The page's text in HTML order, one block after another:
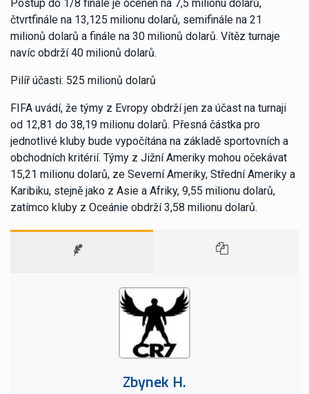
Postup do 1/8 finále je oceněn na 7,5 milionu dolarů,
čtvrtfinále na 13,125 milionu dolarů, semifinále na 21
milionů dolarů a finále na 30 milionů dolarů. Vítěz turnaje
navíc obdrží 40 milionů dolarů.
Pilíř účasti: 525 milionů dolarů
FIFA uvádí, že týmy z Evropy obdrží jen za účast na turnaji
od 12,81 do 38,19 milionu dolarů. Přesná částka pro
jednotlivé kluby bude vypočítána na základě sportovních a
obchodních kritérií. Týmy z Jižní Ameriky mohou očekávat
15,21 milionu dolarů, ze Severní Ameriky, Střední Ameriky a
Karibiku, stejně jako z Asie a Afriky, 9,55 milionu dolarů,
zatímco kluby z Oceánie obdrží 3,58 milionu dolarů.
Zbynek H.